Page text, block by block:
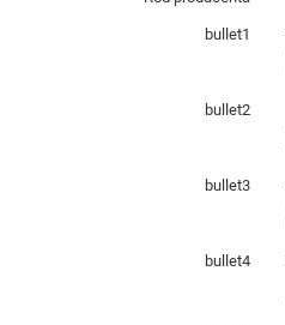
bullet1
bullet2
bullet3
bullet4